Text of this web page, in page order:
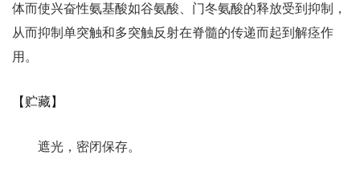
体而使兴奋性氨基酸如谷氨酸、门冬氨酸的释放受到抑制，
从而抑制单突触和多突触反射在脊髓的传递而起到解痉作
用。
【贮藏】
遮光，密闭保存。